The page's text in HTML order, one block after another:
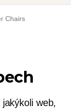
Chairs
web,